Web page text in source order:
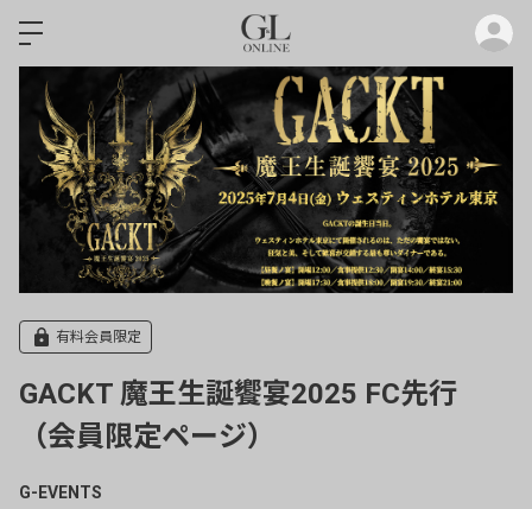
有料会員限定
GACKT 魔王生誕饗宴2025 FC先行
（会員限定ページ）
G-EVENTS